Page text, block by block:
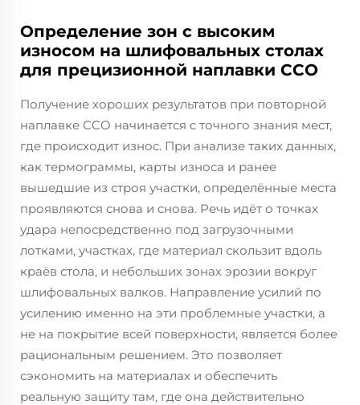
Определение зон с высоким
износом на шлифовальных столах
для прецизионной наплавки CCO
Получение хороших результатов при повторной
наплавке CCO начинается с точного знания мест,
где происходит износ. При анализе таких данных,
как термограммы, карты износа и ранее
вышедшие из строя участки, определённые места
проявляются снова и снова. Речь идёт о точках
удара непосредственно под загрузочными
лотками, участках, где материал скользит вдоль
краёв стола, и небольших зонах эрозии вокруг
шлифовальных валков. Направление усилий по
усилению именно на эти проблемные участки, а
не на покрытие всей поверхности, является более
рациональным решением. Это позволяет
сэкономить на материалах и обеспечить
реальную защиту там, где она действительно